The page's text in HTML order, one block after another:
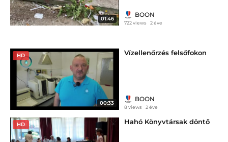
01:46
BOON
722 views 2 éve
HD
00:33
Vízellenőrzés felsőfokon
BOON
8 views 2 éve
HD Hahó Könyvtársak döntő